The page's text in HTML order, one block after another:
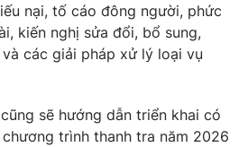
nại, tố cáo đông người, phức
kiến nghị sửa đổi, bổ sung,
các giải pháp xử lý loại vụ
sẽ hướng dẫn triển khai có
trình thanh tra năm 2026